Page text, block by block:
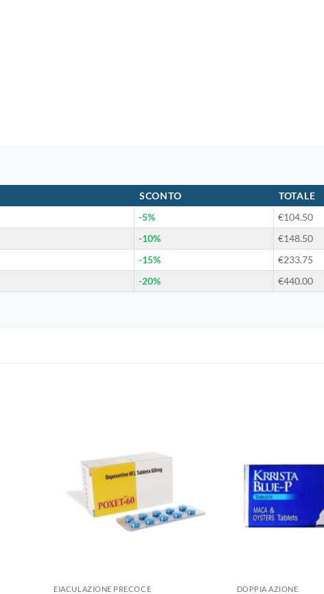
SCONTO
TOTALE
-5%
€104.50
-10%
€148.50
-15%
€233.75
-20% €440.00
EIACULAZIONE PRECOCE DOPPIA AZIONE